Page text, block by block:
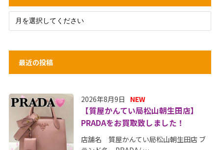
最近の投稿
2026年8月9日 NEW
【質屋かんてい局松山朝生田店】
PRADAをお買取致しました！
店舗名 質屋かんてい局松山朝生田店 ブ